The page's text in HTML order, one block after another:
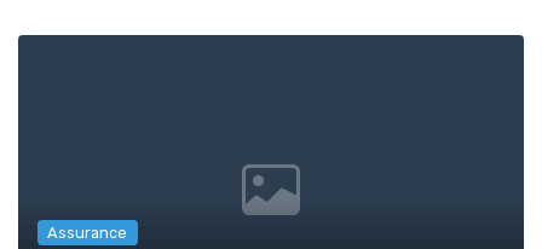
Assurance